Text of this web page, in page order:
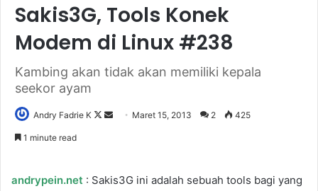
Sakis3G, Tools Konek
Modem di Linux #238
Kambing akan tidak akan memiliki kepala
seekor ayam
Andry Fadrie K
Follow
Send Maret 15, 2013 2 425
1 minute read
andrypein.net : Sakis3G ini adalah sebuah tools bagi yang